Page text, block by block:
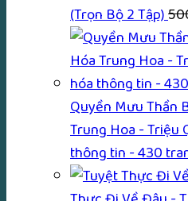
175,000₫.
(Trọn Bộ 2 Tập)
Quyền Mưu Thần
Trung Hoa - Triệu
thông tin - 430